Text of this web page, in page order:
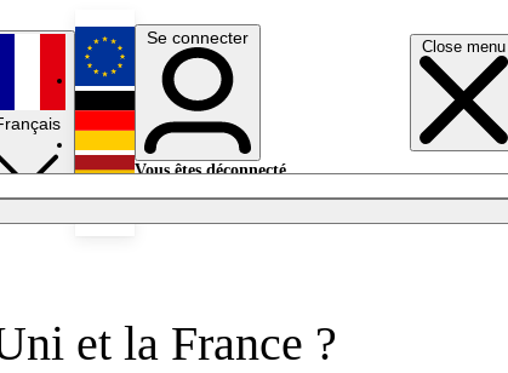
Close menu
English
Deutsch
Se connecter
Vous êtes déconnecté.
et la France ?